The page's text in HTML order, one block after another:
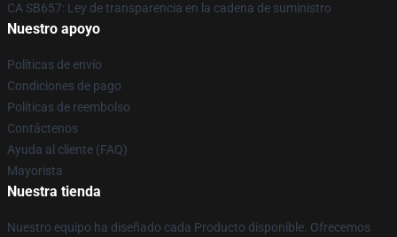
CA SB657: Ley de transparencia en la cadena de suministro
Nuestro apoyo
Políticas de envío
Condiciones de pago
Políticas de reembolso
Contáctenos
Ayuda al cliente (FAQ)
Mayorista
Nuestra tienda
Nuestro equipo ha diseñado cada Producto disponible. Ofrecemos